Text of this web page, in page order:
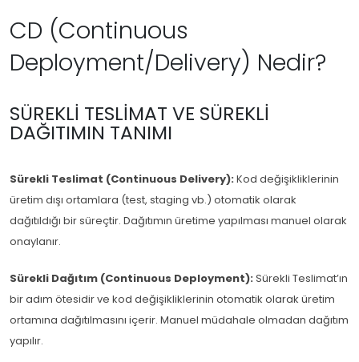
CD (Continuous
Deployment/Delivery) Nedir?
SÜREKLI TESLIMAT VE SÜREKLI
DAĞITIMIN TANIMI
Sürekli Teslimat (Continuous Delivery):Kod değişikliklerinin
üretim dışı ortamlara (test, staging vb.) otomatik olarak
dağıtıldığı bir süreçtir. Dağıtımın üretime yapılması manuel olarak
onaylanır.
Sürekli Dağıtım (Continuous Deployment):Sürekli Teslimat’ın
bir adım ötesidir ve kod değişikliklerinin otomatik olarak üretim
ortamına dağıtılmasını içerir. Manuel müdahale olmadan dağıtım
yapılır.